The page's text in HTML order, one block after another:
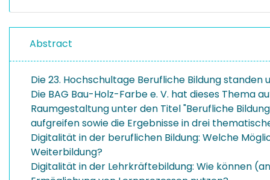
Abstract
Die 23. Hochschultage Berufliche Bildung
Die BAG Bau-Holz-Farbe e. V. hat dieses Thema
Raumgestaltung unter den Titel "Berufliche
aufgreifen sowie die Ergebnisse in drei
Digitalität in der beruflichen Bildung: Welche
Weiterbildung?
Digitalität in der Lehrkräftebildung: Wie können